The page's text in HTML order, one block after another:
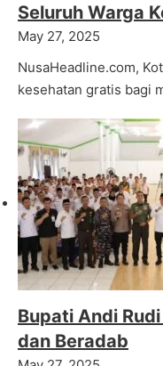
Seluruh Warga
May 27, 2025
NusaHeadline.com,
kesehatan gratis bagi
Bupati Andi
dan Beradab